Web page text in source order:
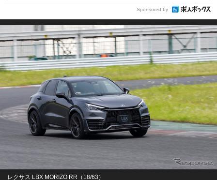
Sponsored by
レクサス LBX MORIZO RR（18/63）